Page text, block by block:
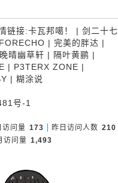
链接:卡瓦邦噶！ | 剑二十七
FORECHO | 完美的胖达 |
晚晴幽草轩 | 隔叶黄鹂 |
| P3TERX ZONE |
| 糊涂说
号-1
访问量 173 昨日访问人数 210
访问量 1,493